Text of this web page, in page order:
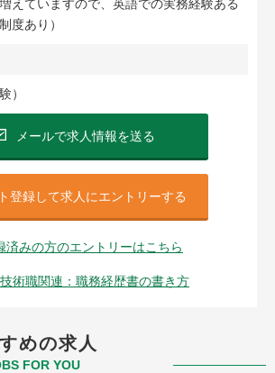
えていますので、英語での実務経験ある
度あり）
）
メールで求人情報を送る
登録して求人にエントリーする
済みの方のエントリーはこちら
術職関連：職務経歴書の書き方
めの求人
FOR YOU